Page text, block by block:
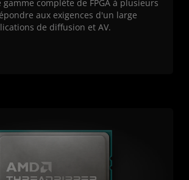
complète de FPGA à plusieurs
aux exigences d'un large
de diffusion et AV.